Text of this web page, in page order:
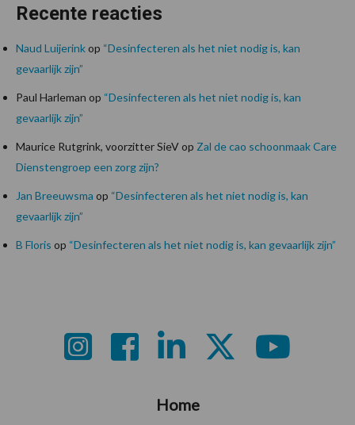
Recente reacties
Naud Luijerinkop “Desinfecteren als het niet nodig is, kan
gevaarlijk zijn”
Paul Harleman op “Desinfecteren als het niet nodig is, kan
gevaarlijk zijn”
Maurice Rutgrink, voorzitter SieVop Zal de cao schoonmaak Care
Dienstengroep een zorg zijn?
Jan Breeuwsma op “Desinfecteren als het niet nodig is, kan
gevaarlijk zijn”
B Floris op “Desinfecteren als het niet nodig is, kan gevaarlijk zijn”
Home